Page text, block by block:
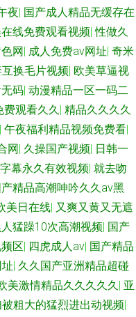
夜| 国产成人精品无缓存在
线免费观看视频|性做久
网| 成人免费av网址| 奇米
换毛片视频| 欧美草逼视
码| 动漫精品一区一码二
费观看久久| 精品久久久久
| 午夜福利精品视频免费看|
网| 久操国产视频| 日韩一
幕永久有效视频| 就去吻
精品高潮呻吟久久av黑
美日在线| 又爽又黄又无遮
猛躁10次高潮视频| 国产
区| 四虎成人av| 国产精品
| 久久国产亚洲精品超碰
美激情精品久久久久久| 亚
被粗大的猛烈进出动视频|